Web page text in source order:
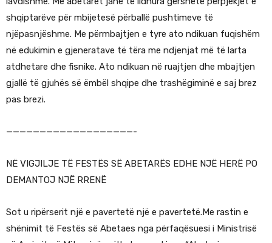
shqiptarëve për mbijetesë përballë pushtimeve të
njëpasnjëshme. Me përmbajtjen e tyre ato ndikuan fuqishëm
në edukimin e gjeneratave të tëra me ndjenjat më të larta
atdhetare dhe fisnike. Ato ndikuan në ruajtjen dhe mbajtjen
gjallë të gjuhës së ëmbël shqipe dhe trashëgiminë e saj brez
pas brezi.
———————————————————-
NË VIGJILJE TË FESTËS SË ABETARËS EDHE NJË HERË PO
DEMANTOJ NJË RRENË
Sot u ripërserit një e pavertetë një e pavertetë.Me rastin e
shënimit të Festës së Abetaes nga përfaqësuesi i Ministrisë